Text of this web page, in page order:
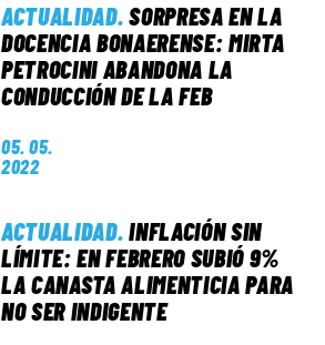
ACTUALIDAD. SORPRESA EN LA
DOCENCIA BONAERENSE: MIRTA
PETROCINI ABANDONA LA
CONDUCCIÓN DE LA FEB
05. 05.
2022
ACTUALIDAD. INFLACIÓN SIN
LÍMITE: EN FEBRERO SUBIÓ 9%
LA CANASTA ALIMENTICIA PARA
NO SER INDIGENTE